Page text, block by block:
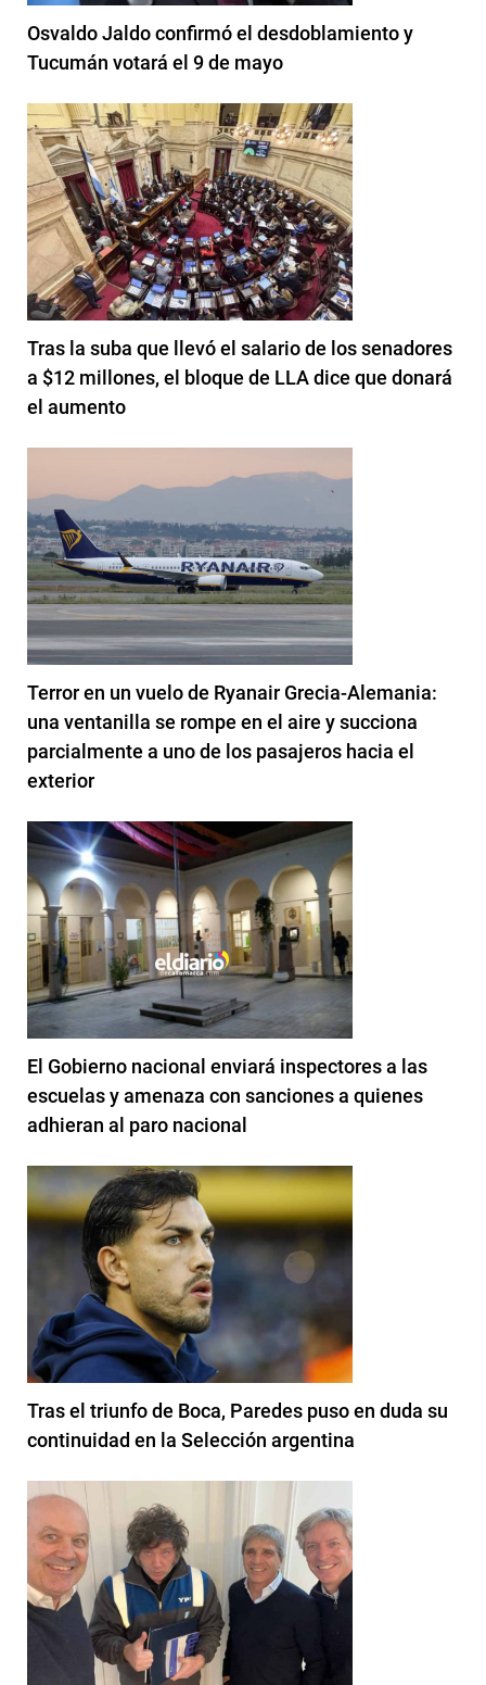
Osvaldo Jaldo confirmó el desdoblamiento y
Tucumán votará el 9 de mayo
Tras la suba que llevó el salario de los senadores
a $12 millones, el bloque de LLA dice que donará
el aumento
Terror en un vuelo de Ryanair Grecia-Alemania:
una ventanilla se rompe en el aire y succiona
parcialmente a uno de los pasajeros hacia el
exterior
El Gobierno nacional enviará inspectores a las
escuelas y amenaza con sanciones a quienes
adhieran al paro nacional
Tras el triunfo de Boca, Paredes puso en duda su
continuidad en la Selección argentina